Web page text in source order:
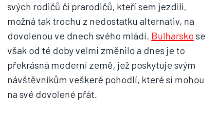
svých rodičů či prarodičů, kteří sem jezdili,
možná tak trochu z nedostatku alternativ, na
dovolenou ve dnech svého mládí. Bulharsko se
však od té doby velmi změnilo a dnes je to
překrásná moderní země, jež poskytuje svým
návštěvníkům veškeré pohodlí, které si mohou
na své dovolené přát.